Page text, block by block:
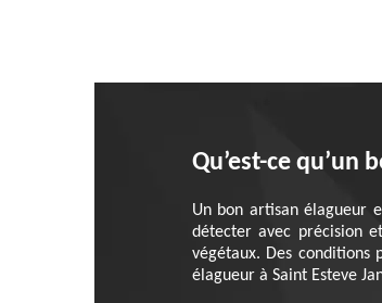
Qu’est-ce qu’un
Un bon artisan élagueur
détecter avec précision
végétaux. Des conditions
élagueur à Saint Esteve